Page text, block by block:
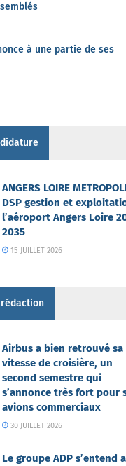
à une partie de ses
ANGERS LOIRE
DSP gestion et
l’aéroport Angers Loire
2035
15 JUILLET 2026
Airbus a bien retrouvé sa
vitesse de croisière, un
second semestre qui
s’annonce très fort pour
avions commerciaux
30 JUILLET 2026
Le groupe ADP s’entend